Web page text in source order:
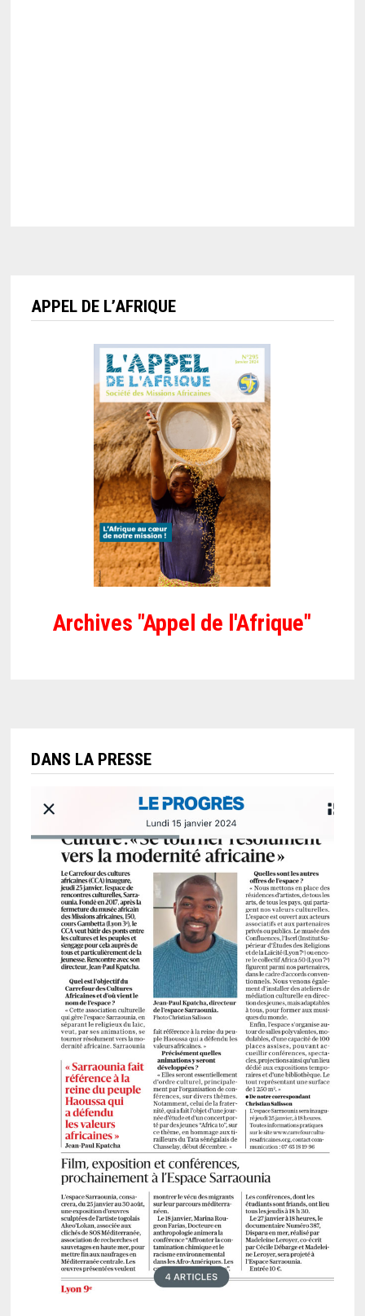
APPEL DE L’AFRIQUE
Archives "Appel de l'Afrique"
DANS LA PRESSE